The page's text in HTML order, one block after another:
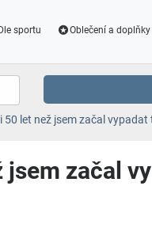
Dle sportu Oblečení a doplňky
let než jsem začal vypadat
začal